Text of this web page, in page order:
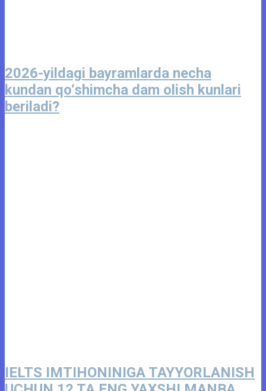
2026-yildagi bayramlarda necha
kundan qo‘shimcha dam olish kunlari
beriladi?
IELTS IMTIHONINIGA TAYYORLANISH